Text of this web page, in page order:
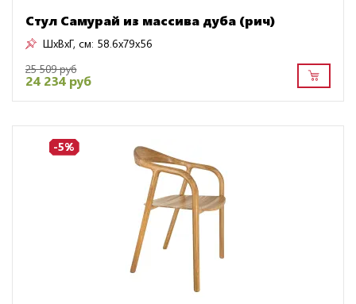
Стул Самурай из массива дуба (рич)
ШxВxГ, см: 58.6x79x56
25 509 руб
24 234 руб
-5%